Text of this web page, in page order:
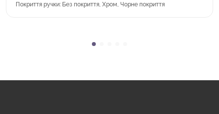
Покриття ручки: Без покриття, Хром, Чорне покриття